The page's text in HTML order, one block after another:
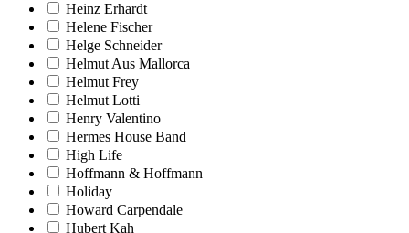
Heinz Erhardt
Helene Fischer
Helge Schneider
Helmut Aus Mallorca
Helmut Frey
Helmut Lotti
Henry Valentino
Hermes House Band
High Life
Hoffmann & Hoffmann
Holiday
Howard Carpendale
Hubert Kah